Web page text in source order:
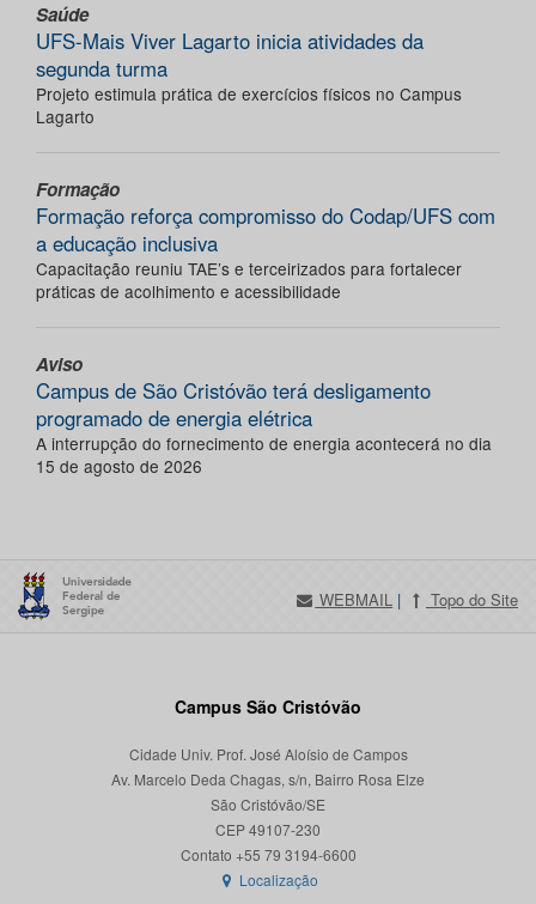
Saúde
UFS-Mais Viver Lagarto inicia atividades da
segunda turma
Projeto estimula prática de exercícios físicos no Campus
Lagarto
Formação
Formação reforça compromisso do Codap/UFS com
a educação inclusiva
Capacitação reuniu TAE’s e terceirizados para fortalecer
práticas de acolhimento e acessibilidade
Aviso
Campus de São Cristóvão terá desligamento
programado de energia elétrica
A interrupção do fornecimento de energia acontecerá no dia
15 de agosto de 2026
WEBMAIL | Topo do Site
Campus São Cristóvão
Cidade Univ. Prof. José Aloísio de Campos
Av. Marcelo Deda Chagas, s/n, Bairro Rosa Elze
São Cristóvão/SE
CEP 49107-230
Localização